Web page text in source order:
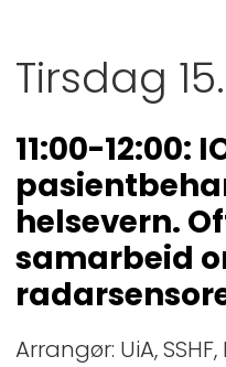
Tirsdag
11:00-12:00:
helsevern.
samarbeid
Arrangør: UiA,